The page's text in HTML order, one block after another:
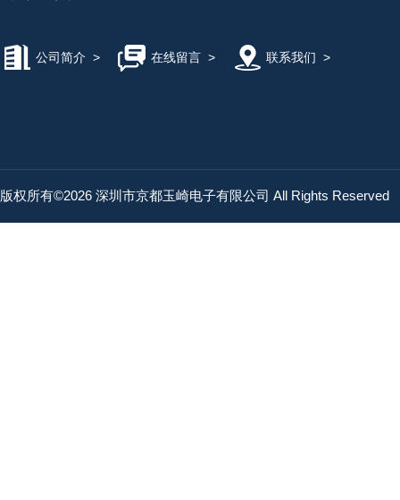
公司简介 > 在线留言> 联系我们 >
版权所有©2026 深圳市京都玉崎电子有限公司 All Rights Reserved